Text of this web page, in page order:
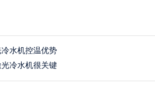
冷水机控温优势
冷水机很关键